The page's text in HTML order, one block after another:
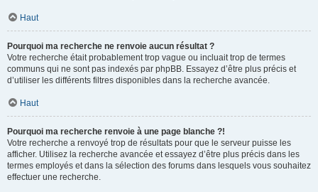
Haut
Pourquoi ma recherche ne renvoie aucun résultat ?
Votre recherche était probablement trop vague ou incluait trop de termes
communs qui ne sont pas indexés par phpBB. Essayez d’être plus précis et
d’utiliser les différents filtres disponibles dans la recherche avancée.
Haut
Pourquoi ma recherche renvoie à une page blanche ?!
Votre recherche a renvoyé trop de résultats pour que le serveur puisse les
afficher. Utilisez la recherche avancée et essayez d’être plus précis dans les
termes employés et dans la sélection des forums dans lesquels vous souhaitez
effectuer une recherche.